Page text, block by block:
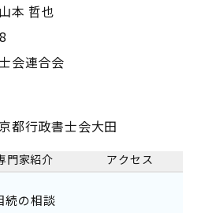
哲也
連合会
都行政書士会大田
門家紹介 アクセス
続の相談